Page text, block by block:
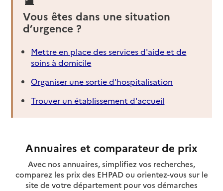
Vous êtes dans une situation
d’urgence ?
Mettre en place des services d'aide et de
soins à domicile
Organiser une sortie d'hospitalisation
Trouver un établissement d'accueil
Annuaires et comparateur de prix
Avec nos annuaires, simplifiez vos recherches,
comparez les prix des EHPAD ou orientez-vous sur le
site de votre département pour vos démarches